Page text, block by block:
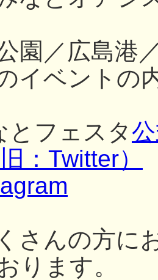
園／広島港
イベントの
とフェスタ
：Twitter）
さんの方に
ります。